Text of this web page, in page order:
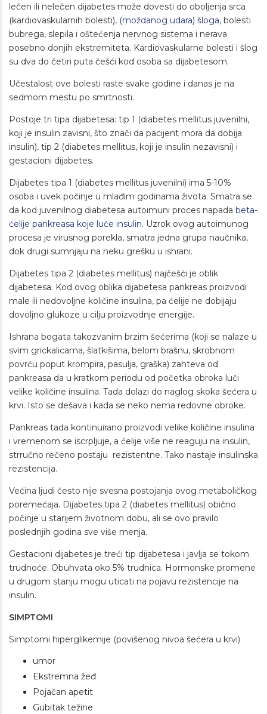
lečen ili nelečen dijabetes može dovesti do oboljenja srca
(kardiovaskularnih bolesti), (moždanog udara) šloga, bolesti
bubrega, slepila i oštećenja nervnog sistema i nerava
posebno donjih ekstremiteta. Kardiovaskularne bolesti i šlog
su dva do četiri puta češći kod osoba sa dijabetesom.
Učestalost ove bolesti raste svake godine i danas je na
sedmom mestu po smrtnosti.
Postoje tri tipa dijabetesa: tip 1 (diabetes mellitus juvenilni,
koji je insulin zavisni, što znači da pacijent mora da dobija
insulin), tip 2 (diabetes mellitus, koji je insulin nezavisni) i
gestacioni dijabetes.
Dijabetes tipa 1 (diabetes mellitus juvenilni) ima 5-10%
osoba i uvek počinje u mlađim godinama života. Smatra se
da kod juvenilnog diabetesa autoimuni proces napada beta-
ćelije pankreasa koje luče insulin. Uzrok ovog autoimunog
procesa je virusnog porekla, smatra jedna grupa naučnika,
dok drugi sumnjaju na neku grešku u ishrani.
Dijabetes tipa 2 (diabetes mellitus) najčešći je oblik
dijabetesa. Kod ovog oblika dijabetesa pankreas proizvodi
male ili nedovoljne količine insulina, pa ćelije ne dobijaju
dovoljno glukoze u cilju proizvodnje energije.
Ishrana bogata takozvanim brzim šećerima (koji se nalaze u
svim grickalicama, šlatkišima, belom brašnu, skrobnom
povrću poput krompira, pasulja, graška) zahteva od
pankreasa da u kratkom periodu od početka obroka luči
velike količine insulina. Tada dolazi do naglog skoka šećera u
krvi. Isto se dešava i kada se neko nema redovne obroke.
Pankreas tada kontinuirano proizvodi velike količine insulina
i vremenom se iscrpljuje, a ćelije više ne reaguju na insulin,
strručno rečeno postaju rezistentne. Tako nastaje insulinska
rezistencija.
Većina ljudi često nije svesna postojanja ovog metaboličkog
poremećaja. Dijabetes tipa 2 (diabetes mellitus) obično
počinje u starijem životnom dobu, ali se ovo pravilo
poslednjih godina sve više menja.
Gestacioni dijabetes je treći tip dijabetesa i javlja se tokom
trudnoće. Obuhvata oko 5% trudnica. Hormonske promene
u drugom stanju mogu uticati na pojavu rezistencije na
insulin.
SIMPTOMI
Simptomi hiperglikemije (povišenog nivoa šećera u krvi)
umor
Ekstremna žeđ
Pojačan apetit
Gubitak težine